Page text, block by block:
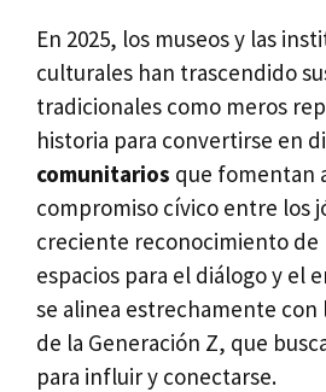
En 2025, los museos y las
culturales han trascendido
tradicionales como meros
historia para convertirse en
comunitarios que fomentan
compromiso cívico entre los
creciente reconocimiento de
espacios para el diálogo y el
se alinea estrechamente con
de la Generación Z, que
para influir y conectarse.